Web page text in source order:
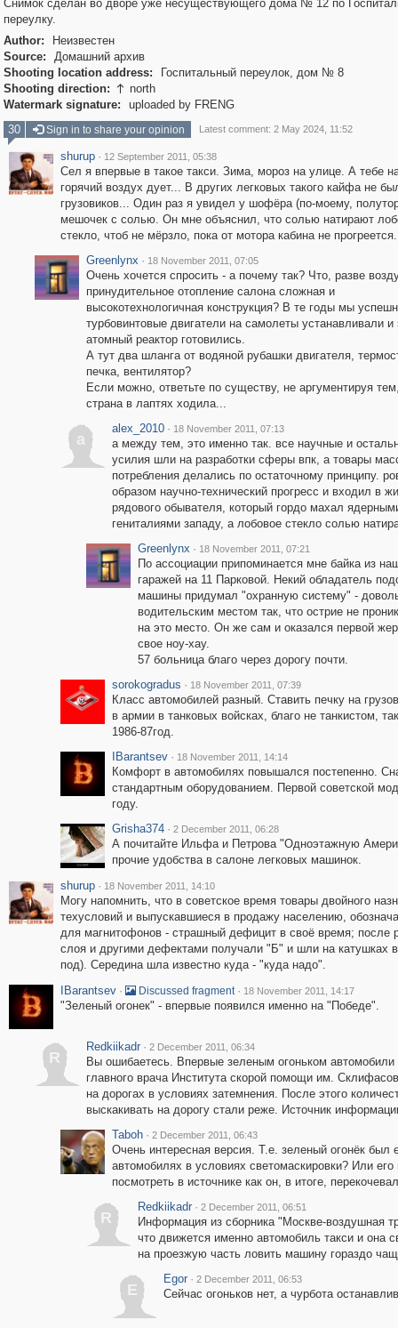
Снимок сделан во дворе уже несуществующего дома № 12 по
переулку.
Author:
Неизвестен
Source:
Домашний архив
Shooting location address:
Госпитальный переулок, дом № 8
Shooting direction:  north
Watermark signature:
uploaded by FRENG
30
Sign in to share your opinion Latest comment: 2 May 2024, 11:52
shurup · 12 September 2011, 05:38
Сел я впервые в такое такси. Зима, мороз на улице. А тебе
горячий воздух дует... В других легковых такого кайфа не
грузовиков... Один раз я увидел у шофёра (по-моему,
мешочек с солью. Он мне объяснил, что солью натирают
стекло, чтоб не мёрзло, пока от мотора кабина не
Greenlynx · 18 November 2011, 07:05
Очень хочется спросить - а почему так? Что, разве
принудительное отопление салона сложная и
высокотехнологичная конструкция? В те годы мы
турбовинтовые двигатели на самолеты устанавливали и
атомный реактор готовились.
А тут два шланга от водяной рубашки двигателя,
печка, вентилятор?
Если можно, ответьте по существу, не аргументируя
страна в лаптях ходила...
a
alex_2010 · 18 November 2011, 07:13
а между тем, это именно так. все научные и
усилия шли на разработки сферы впк, а товары
потребления делались по остаточному принципу.
образом научно-технический прогресс и входил в
рядового обывателя, который гордо махал
гениталиями западу, а лобовое стекло солью
Greenlynx · 18 November 2011, 07:21
По ассоциации припоминается мне байка из
гаражей на 11 Парковой. Некий обладатель
машины придумал "охранную систему" -
водительским местом так, что острие не
на это место. Он же сам и оказался первой
свое ноу-хау.
57 больница благо через дорогу почти.
sorokogradus · 18 November 2011, 07:39
Класс автомобилей разный. Ставить печку на
в армии в танковых войсках, благо не танкистом,
1986-87год.
IBarantsev · 18 November 2011, 14:14
Комфорт в автомобилях повышался постепенно.
стандартным оборудованием. Первой советской
году.
Grisha374 · 2 December 2011, 06:28
А почитайте Ильфа и Петрова "Одноэтажную
прочие удобства в салоне легковых машинок.
shurup · 18 November 2011, 14:10
Могу напомнить, что в советское время товары двойного
техусловий и выпускавшиеся в продажу населению,
для магнитофонов - страшный дефицит в своё время; после
слоя и другими дефектами получали "Б" и шли на катушках
под). Середина шла известно куда - "куда надо".
IBarantsev · Discussed fragment · 18 November 2011, 14:17
"Зеленый огонек" - впервые появился именно на "Победе".
R
Redkiikadr · 2 December 2011, 06:34
Вы ошибаетесь. Впервые зеленым огоньком
главного врача Института скорой помощи им.
на дорогах в условиях затемнения. После этого
выскакивать на дорогу стали реже. Источник
Taboh · 2 December 2011, 06:43
Очень интересная версия. Т.е. зеленый огонёк был
автомобилях в условиях светомаскировки? Или
посмотреть в источнике как он, в итоге,
R
Redkiikadr · 2 December 2011, 06:51
Информация из сборника "Москве-воздушная
что движется именно автомобиль такси и она
на проезжую часть ловить машину гораздо
E
Egor · 2 December 2011, 06:53
Сейчас огоньков нет, а чурбота